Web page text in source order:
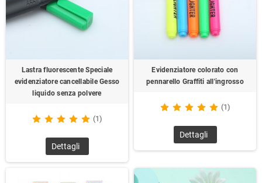
Lastra fluorescente Speciale
evidenziatore cancellabile Gesso
liquido senza polvere
(1)
Dettagli
Evidenziatore colorato con
pennarello Graffiti all'ingrosso
(1)
Dettagli